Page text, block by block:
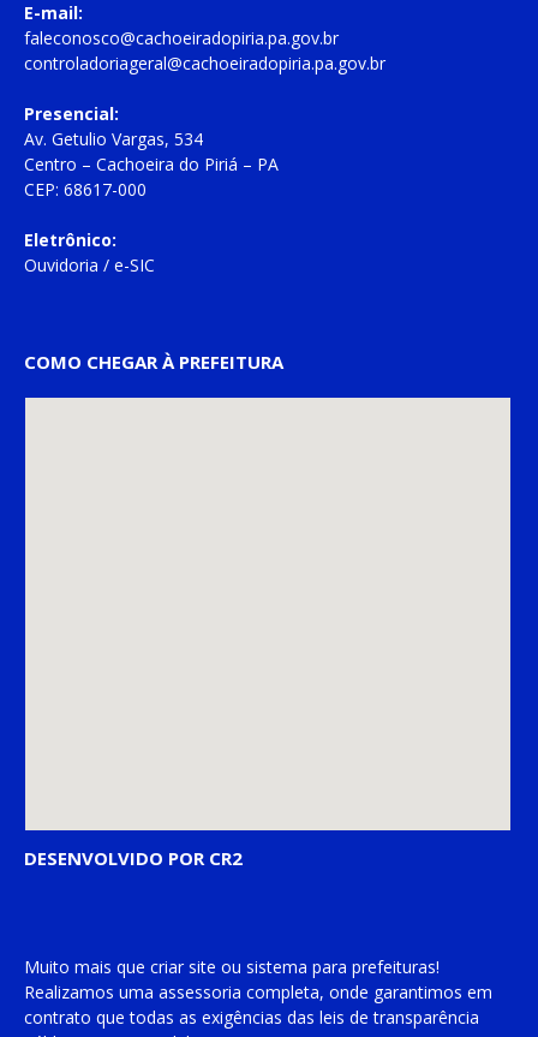
E-mail:
faleconosco@cachoeiradopiria.pa.gov.br
controladoriageral@cachoeiradopiria.pa.gov.br
Presencial:
Av. Getulio Vargas, 534
Centro – Cachoeira do Piriá – PA
CEP: 68617-000
Eletrônico:
Ouvidoria / e-SIC
COMO CHEGAR À PREFEITURA
DESENVOLVIDO POR CR2
Muito mais que criar site ou sistema para prefeituras!
Realizamos uma assessoria completa, onde garantimos em
contrato que todas as exigências das leis de transparência